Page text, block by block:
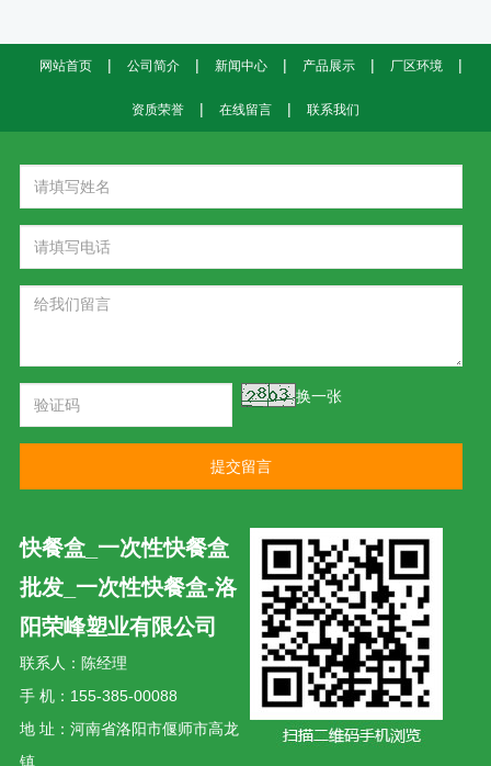
网站首页 | 公司简介 | 新闻中心 | 产品展示 | 厂区环境 |
资质荣誉 | 在线留言 | 联系我们
换一张
提交留言
快餐盒_一次性快餐盒
批发_一次性快餐盒-洛
阳荣峰塑业有限公司
联系人：陈经理
手 机：155-385-00088
地 址：河南省洛阳市偃师市高龙
镇